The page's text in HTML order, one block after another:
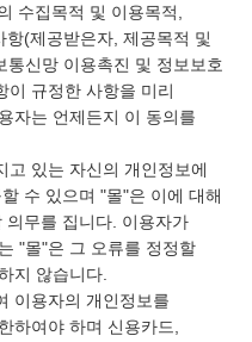
수집목적 및 이용목적,
(제공받은자, 제공목적 및
신망 이용촉진 및 정보보호
이 규정한 사항을 미리
자는 언제든지 이 동의를
고 있는 자신의 개인정보에
수 있으며 "몰"은 이에 대해
의무를 집니다. 이용자가
"몰"은 그 오류를 정정할
지 않습니다.
이용자의 개인정보를
하여야 하며 신용카드,